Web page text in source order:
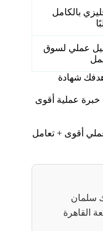
بالكامل
عملي لسوق
شهادة
خبرة عملية أقوى
أقوى + تعامل
سلمان
القاهرة